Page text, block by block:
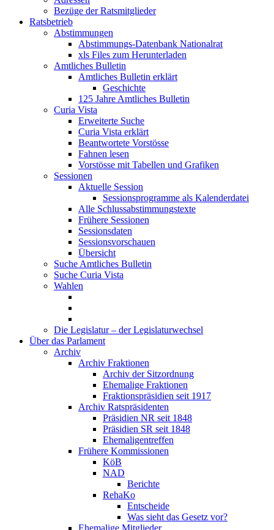
Bezüge der Ratsmitglieder
Ratsbetrieb
Abstimmungen
Abstimmungs-Datenbank Nationalrat
xls Files zum Herunterladen
Amtliches Bulletin
Amtliches Bulletin erklärt
Geschichte
125 Jahre Amtliches Bulletin
Curia Vista
Erweiterte Suche
Curia Vista erklärt
Beantwortete Vorstösse
Fahnen lesen
Vorstösse mit Tabellen und Grafiken
Sessionen
Aktuelle Session
Sessionsprogramme als Kalenderdatei
Alle Schlussabstimmungstexte
Frühere Sessionen
Sessionsdaten
Sessionsvorschauen
Übersicht
Suche Amtliches Bulletin
Suche Curia Vista
Wahlen
Die Legislatur – der Legislaturwechsel
Über das Parlament
Archiv
Archiv Fraktionen
Archiv der Sitzordnung
Ehemalige Fraktionen
Fraktionspräsidien seit 1917
Archiv Ratspräsidenten
Präsidien NR seit 1848
Präsidien SR seit 1848
Ehemaligentreffen
Frühere Kommissionen
KöB
NAD
Berichte
RehaKo
Entscheide
Was sieht das Gesetz vor?